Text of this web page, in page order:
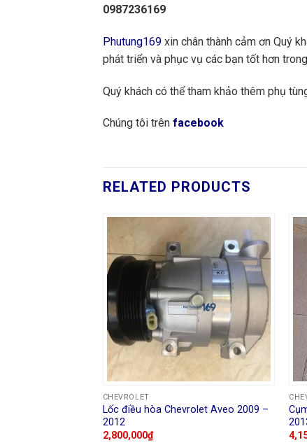
0987236169
Phutung169 xin chân thành cảm ơn Quý
phát triển và phục vụ các bạn tốt hơn
Quý khách có thể tham khảo thêm phụ
Chúng tôi trên facebook
RELATED PRODUCTS
CHEVROLET
Lốc điều hòa Chevrolet Aveo 2009 –
2012
2,800,000₫